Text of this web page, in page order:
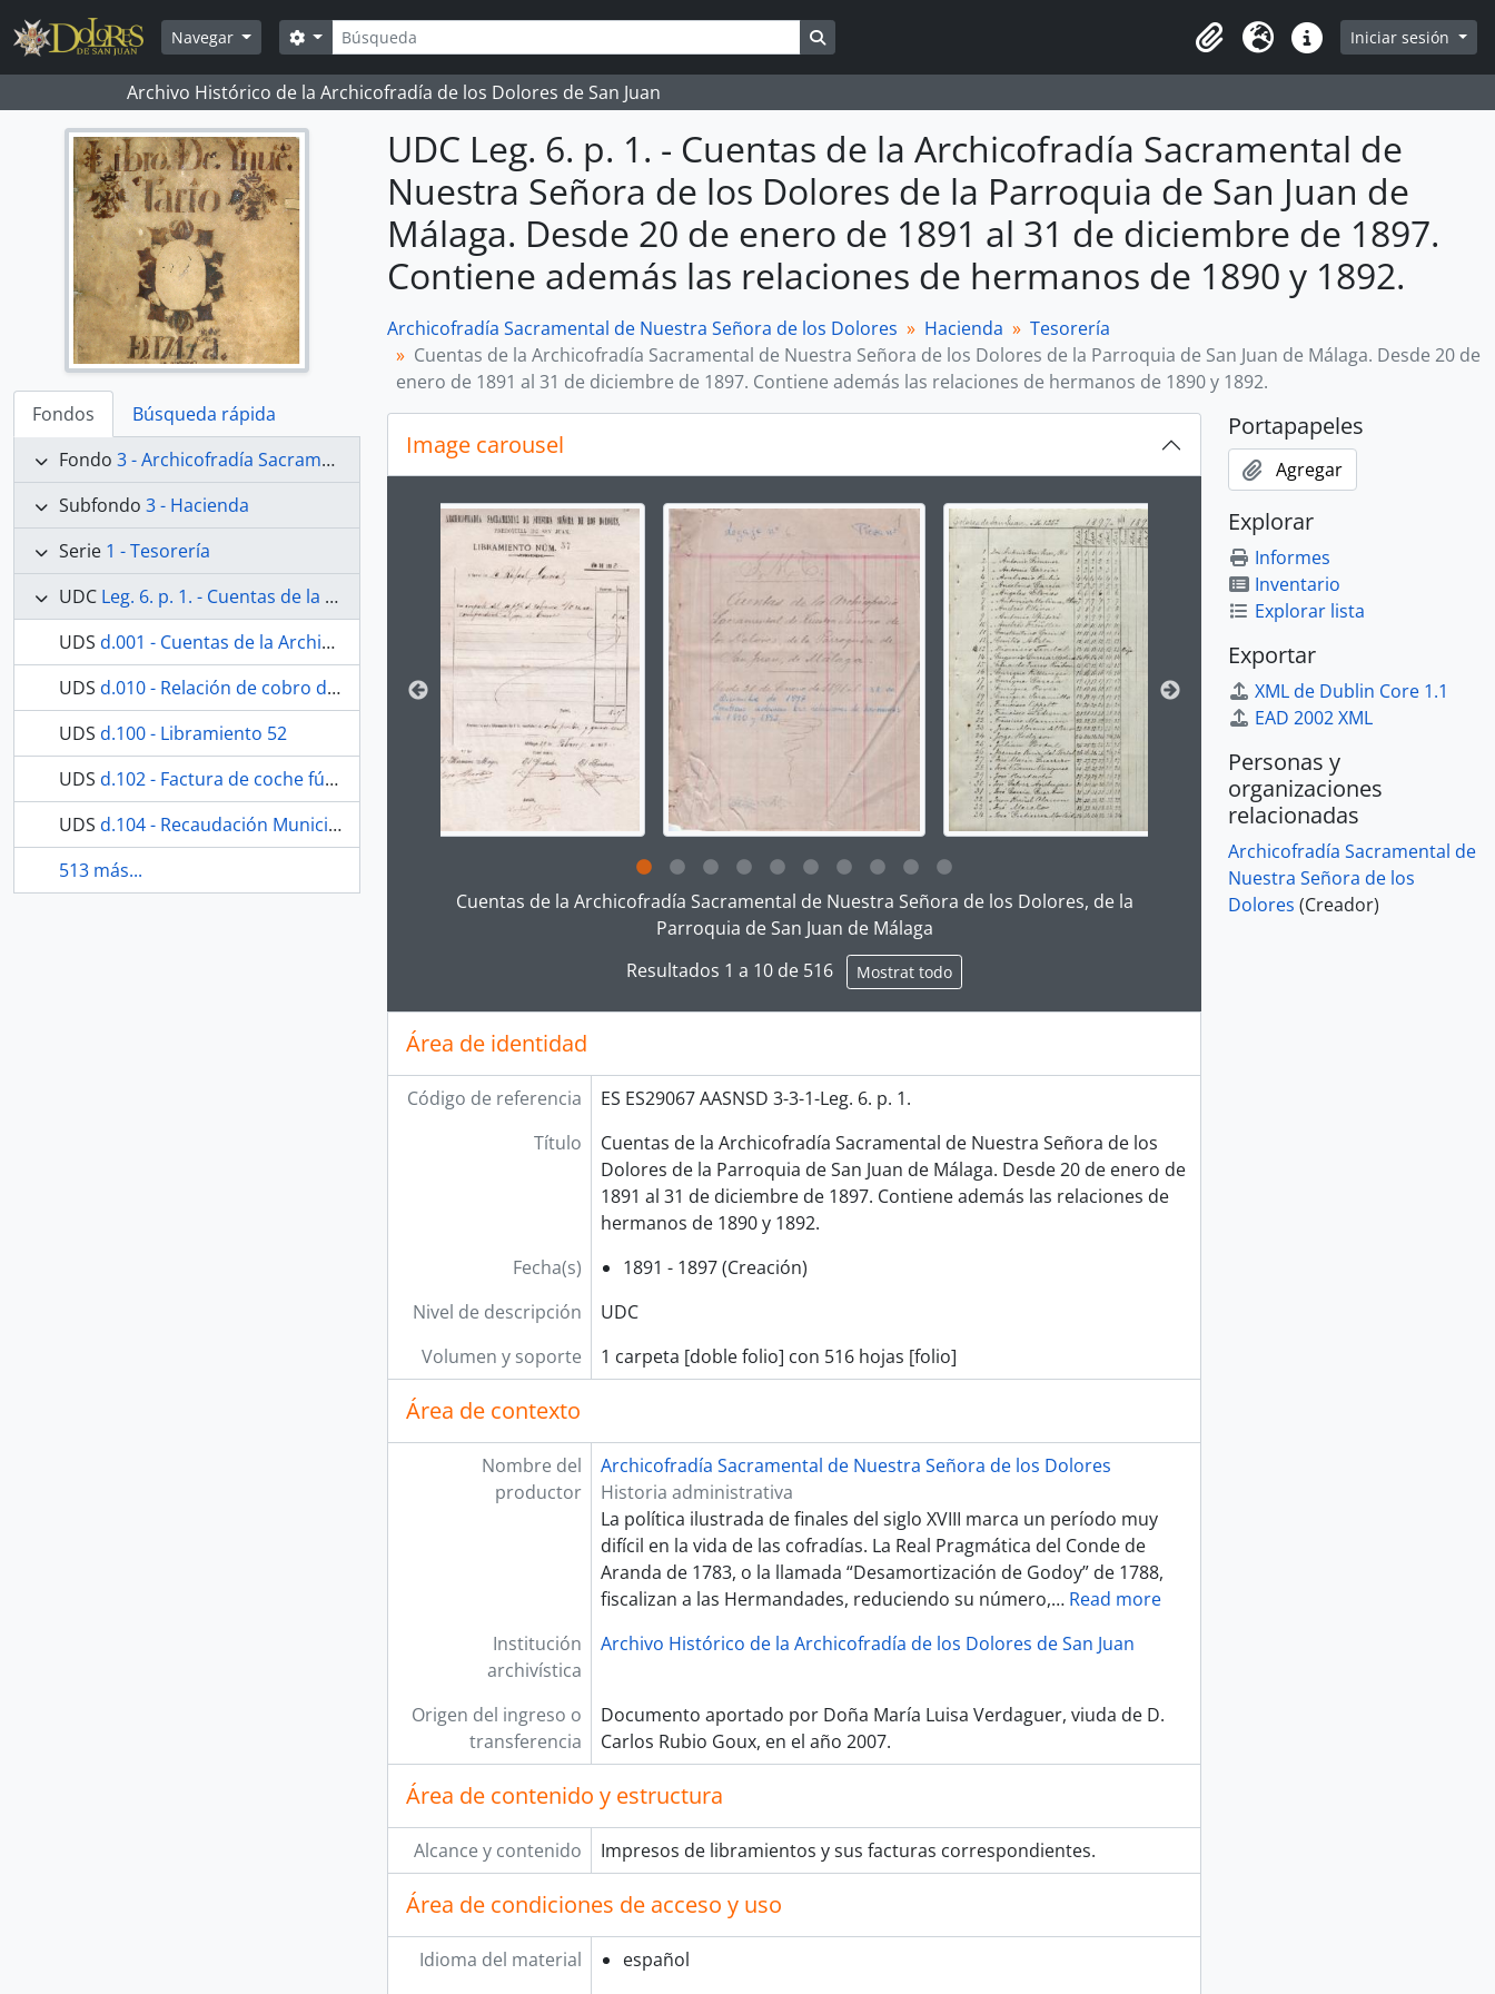
Skip to main content
Navegar
Búsqueda
Search options Search in browse page
Portapapeles
Idioma Enlaces rápidos
Iniciar sesión
Archivo Histórico de la Archicofradía de los Dolores de San Juan
Fondos
Búsqueda rápida
Fondo 3 - Archicofradía Sacramental de Nuestra Señora de los Dolores
Subfondo 3 - Hacienda
Serie 1 - Tesorería
UDC Leg. 6. p. 1. - Cuentas de la Archicofradía Sacramental de Nuestra Señora de los Dolores de la Parroquia de San Juan de Málaga. Desde 20 de enero de 1891 al 31 de diciembre de 1897. Contiene además las relaciones de hermanos de 1890 y 1892.
UDS d.001 - Cuentas de la Archicofradía Sacramental de Nuestra Señora de los Dolores, de la Parroquia de San Juan de Málaga
UDS d.010 - Relación de cobro de luminarias a hermanos
UDS d.100 - Libramiento 52
UDS d.102 - Factura de coche fúnebre y Recibo de acompañamiento de diez eclesiásticos
UDS d.104 - Recaudación Municipal. Derechos de inhumación.
513 más...
UDC Leg. 6. p. 1. - Cuentas de la Archicofradía Sacramental de
Nuestra Señora de los Dolores de la Parroquia de San Juan de
Málaga. Desde 20 de enero de 1891 al 31 de diciembre de 1897.
Contiene además las relaciones de hermanos de 1890 y 1892.
Archicofradía Sacramental de Nuestra Señora de los Dolores Hacienda
Tesorería
Cuentas de la Archicofradía Sacramental de Nuestra Señora de los Dolores de la Parroquia de San Juan de Málaga. Desde 20 de
enero de 1891 al 31 de diciembre de 1897. Contiene además las relaciones de hermanos de 1890 y 1892.
Image carousel
Changing the current slide of this carousel will change the description title displayed in the following carousel. Clicking any
Clicking this description title link will open the description view page for this digital object. Advancing the carousel above will
Cuentas de la Archicofradía Sacramental de Nuestra Señora de los Dolores, de la
Parroquia de San Juan de Málaga
Resultados 1 a 10 de 516
Mostrat todo
Área de identidad
Código de referencia
ES ES29067 AASNSD 3-3-1-Leg. 6. p. 1.
Título
Cuentas de la Archicofradía Sacramental de Nuestra Señora de los
Dolores de la Parroquia de San Juan de Málaga. Desde 20 de enero de
1891 al 31 de diciembre de 1897. Contiene además las relaciones de
hermanos de 1890 y 1892.
Fecha(s)
1891 - 1897 (Creación)
Nivel de descripción
UDC
Volumen y soporte
1 carpeta [doble folio] con 516 hojas [folio]
Área de contexto
Nombre del
productor
Archicofradía Sacramental de Nuestra Señora de los Dolores
Historia administrativa
La política ilustrada de finales del siglo XVIII marca un período muy
difícil en la vida de las cofradías. La Real Pragmática del Conde de
Aranda de 1783, o la llamada “Desamortización de Godoy” de 1788,
fiscalizan a las Hermandades, reduciendo su número,… Read more
Institución
archivística
Archivo Histórico de la Archicofradía de los Dolores de San Juan
Origen del ingreso o
transferencia
Documento aportado por Doña María Luisa Verdaguer, viuda de D.
Carlos Rubio Goux, en el año 2007.
Área de contenido y estructura
Alcance y contenido Impresos de libramientos y sus facturas correspondientes.
Área de condiciones de acceso y uso
Idioma del material
español
Portapapeles
Agregar
Explorar
Informes
Inventario
Explorar lista
Exportar
XML de Dublin Core 1.1
EAD 2002 XML
Personas y
organizaciones
relacionadas
Archicofradía Sacramental de
Nuestra Señora de los
Dolores (Creador)